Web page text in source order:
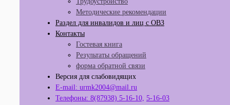
Методические рекомендации
Раздел для инвалидов и лиц с ОВЗ
Контакты
Гостевая книга
Результаты обращений
форма обратной связи
Версия для слабовидящих
E-mail: urmk2004@mail.ru
Телефоны: 8(87938) 5-16-10, 5-16-03